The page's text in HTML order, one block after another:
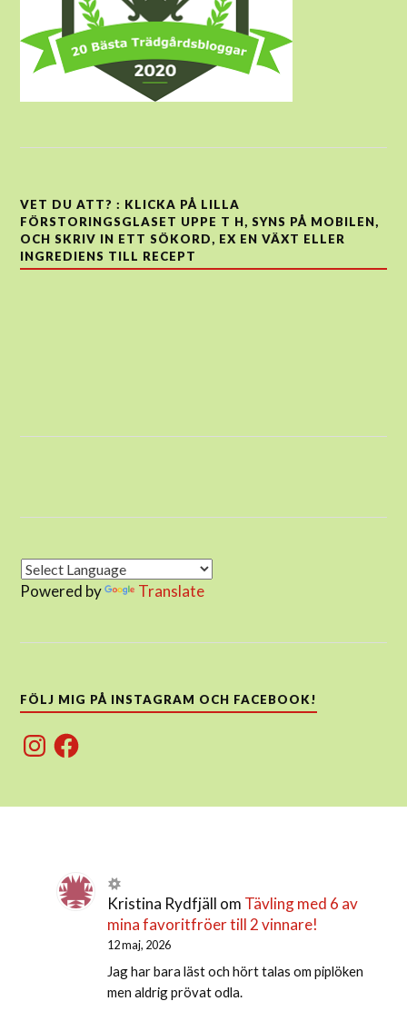
VET DU ATT? : KLICKA PÅ LILLA
FÖRSTORINGSGLASET UPPE T H, SYNS PÅ MOBILEN,
OCH SKRIV IN ETT SÖKORD, EX EN VÄXT ELLER
INGREDIENS TILL RECEPT
Powered by Translate
FÖLJ MIG PÅ INSTAGRAM OCH FACEBOOK!
InstagramFacebook
Kristina Rydfjäll om Tävling med 6 av
mina favoritfröer till 2 vinnare!
12 maj, 2026
Jag har bara läst och hört talas om piplöken
men aldrig prövat odla.